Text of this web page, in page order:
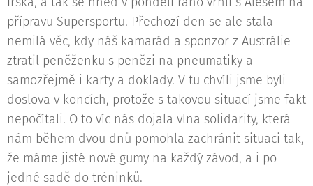
přípravu Supersportu. Přechozí den se ale stala
nemilá věc, kdy náš kamarád a sponzor z Austrálie
ztratil peněženku s penězi na pneumatiky a
samozřejmě i karty a doklady. V tu chvíli jsme byli
doslova v koncích, protože s takovou situací jsme fakt
nepočítali. O to víc nás dojala vlna solidarity, která
nám během dvou dnů pomohla zachránit situaci tak,
že máme jisté nové gumy na každý závod, a i po
jedné sadě do tréninků.